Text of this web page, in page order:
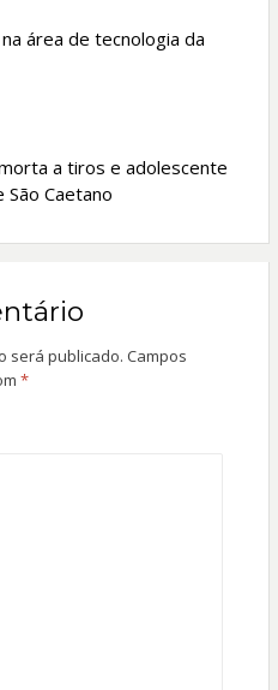
p
área de tecnologia da
a tiros e adolescente
Caetano
será publicado. Campos
*